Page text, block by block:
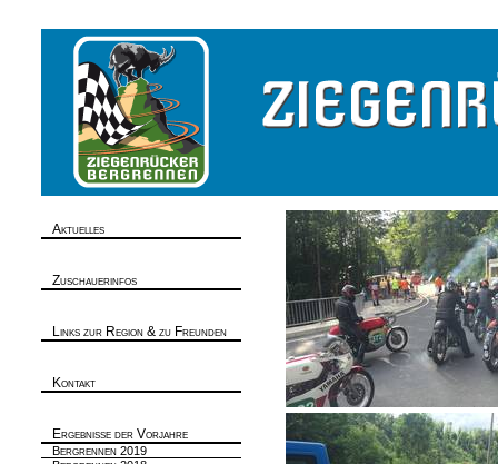
Aktuelles
Zuschauerinfos
Links zur Region & zu Freunden
Kontakt
Ergebnisse der Vorjahre
Bergrennen 2019